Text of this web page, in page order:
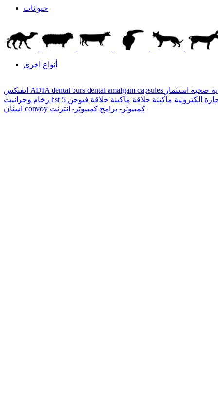
حيوانات
أنواع اخرى
ADIA dental burs dental amalgam capsules
صحية
hst الكترونية ماكينة حلاقة
convoy كمبيوتر- برامج كمبيوتر- انترنت